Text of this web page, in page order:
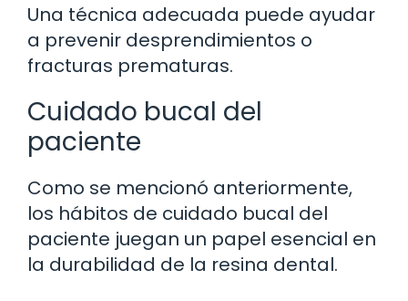
Una técnica adecuada puede ayudar
a prevenir desprendimientos o
fracturas prematuras.
Cuidado bucal del
paciente
Como se mencionó anteriormente,
los hábitos de cuidado bucal del
paciente juegan un papel esencial en
la durabilidad de la resina dental.